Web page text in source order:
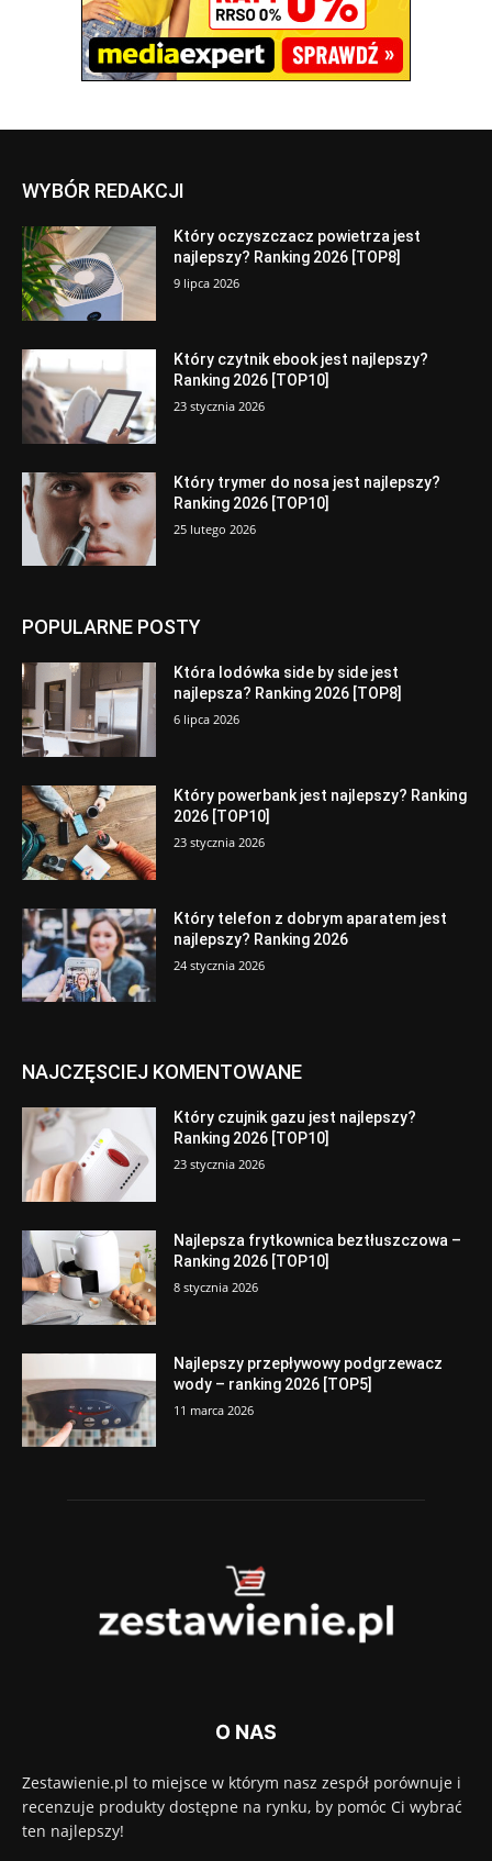
WYBÓR REDAKCJI
Który oczyszczacz powietrza jest
najlepszy? Ranking 2026 [TOP8]
9 lipca 2026
Który czytnik ebook jest najlepszy?
Ranking 2026 [TOP10]
23 stycznia 2026
Który trymer do nosa jest najlepszy?
Ranking 2026 [TOP10]
25 lutego 2026
POPULARNE POSTY
Która lodówka side by side jest
najlepsza? Ranking 2026 [TOP8]
6 lipca 2026
Który powerbank jest najlepszy? Ranking
2026 [TOP10]
23 stycznia 2026
Który telefon z dobrym aparatem jest
najlepszy? Ranking 2026
24 stycznia 2026
NAJCZĘSCIEJ KOMENTOWANE
Który czujnik gazu jest najlepszy?
Ranking 2026 [TOP10]
23 stycznia 2026
Najlepsza frytkownica beztłuszczowa –
Ranking 2026 [TOP10]
8 stycznia 2026
Najlepszy przepływowy podgrzewacz
wody – ranking 2026 [TOP5]
11 marca 2026
O NAS
Zestawienie.pl to miejsce w którym nasz zespół porównuje i
recenzuje produkty dostępne na rynku, by pomóc Ci wybrać
ten najlepszy!